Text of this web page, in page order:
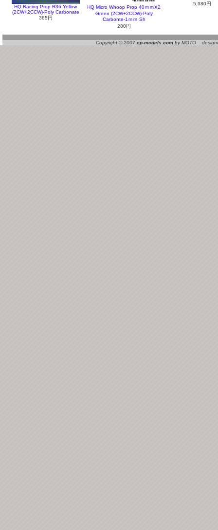
HQ Racing Prop R36 Yellow
(2CW+2CCW)-Poly Carbonate
385円
HQ Micro Whoop Prop 40ｍｍX2
Green (2CW+2CCW)-Poly
Carbonte-1ｍｍ Sh
280円
5,980円
Copyright © 2007 ep-models.com by MOTO